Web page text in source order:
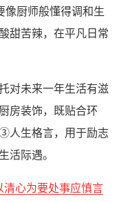
像厨师般懂得调和生
甜苦辣，在平凡日常
对未来一年生活有滋
房装饰，既贴合环
人生格言，用于励志
活际遇。
清心为要处事应慎言